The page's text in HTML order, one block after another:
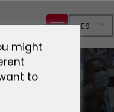
ES
might
to